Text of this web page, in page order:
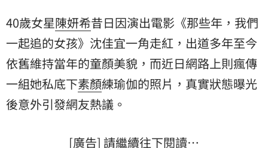
40歲女星陳妍希昔日因演出電影《那些年，我們
一起追的女孩》沈佳宜一角走紅，出道多年至今
依舊維持當年的童顏美貌，而近日網路上則瘋傳
一組她私底下素顏練瑜伽的照片，真實狀態曝光
後意外引發網友熱議。
[廣告] 請繼續往下閱讀…